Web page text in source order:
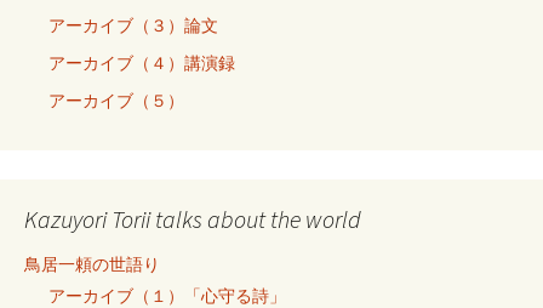
アーカイブ（３）論文
アーカイブ（４）講演録
アーカイブ（５）
Kazuyori Torii talks about the world
鳥居一頼の世語り
アーカイブ（１）「心守る詩」